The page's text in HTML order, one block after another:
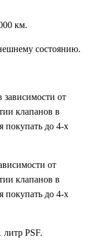
км.
состоянию.
от
клапанов в
покупать до 4-х
от
клапанов в
покупать до 4-х
литр PSF.